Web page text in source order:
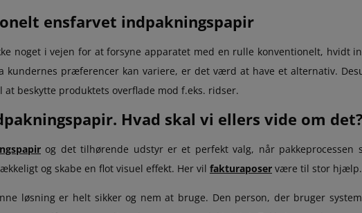
ensfarvet indpakningspapir
noget i vejen for at forsyne apparatet med en rulle konventionelt, hvidt
kundernes præferencer kan variere, er det værd at have et alternativ.
beskytte produktets overflade mod f.eks. ridser.
Hvad skal vi ellers vide om det?
og det tilhørende udstyr er et perfekt valg, når pakkeprocessen
og skabe en flot visuel effekt. Her vil fakturaposer være til stor hjælp.
løsning er helt sikker og nem at bruge. Den person, der bruger